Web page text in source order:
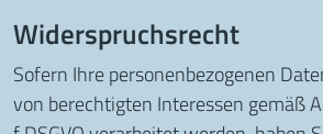
Widerspruchsrecht
Sofern Ihre personenbezogenen
von berechtigten Interessen gemäß